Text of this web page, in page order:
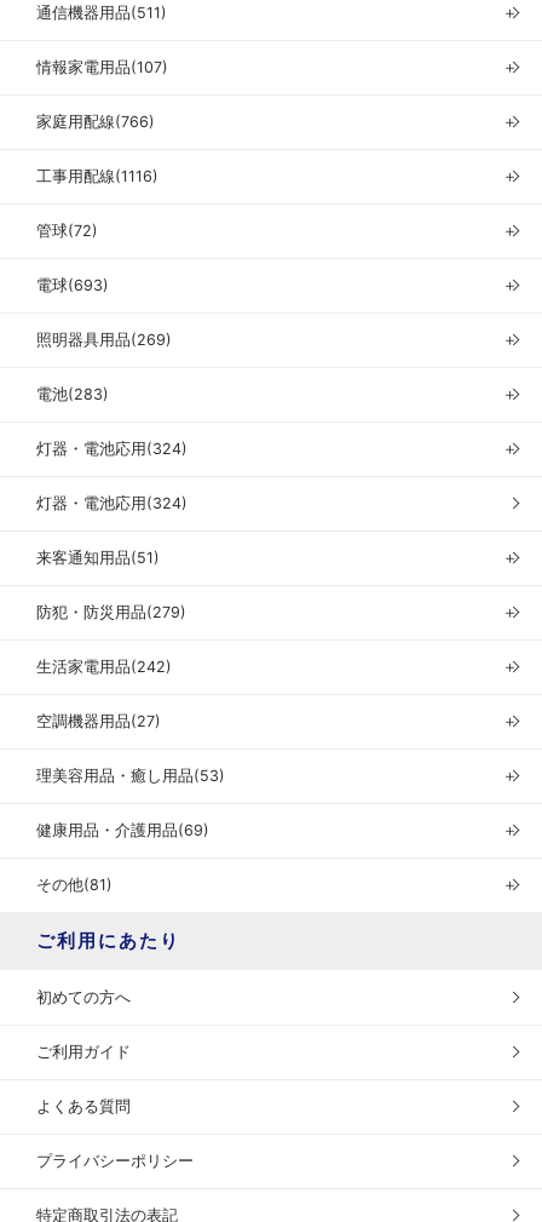
通信機器用品(511) ＋
情報家電用品(107) ＋
家庭用配線(766) ＋
工事用配線(1116) ＋
管球(72) ＋
電球(693) ＋
照明器具用品(269) ＋
電池(283) ＋
灯器・電池応用(324) ＋
灯器・電池応用(324)
来客通知用品(51) ＋
防犯・防災用品(279) ＋
生活家電用品(242) ＋
空調機器用品(27) ＋
理美容用品・癒し用品(53) ＋
健康用品・介護用品(69) ＋
その他(81) ＋
ご利用にあたり
初めての方へ
ご利用ガイド
よくある質問
プライバシーポリシー
特定商取引法の表記